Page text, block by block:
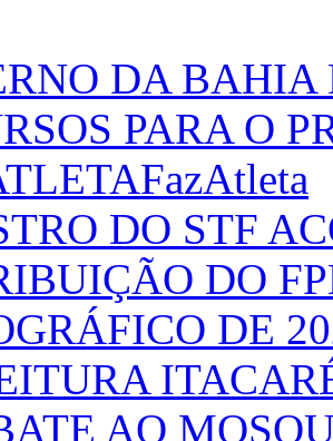
DA
PARA O
DO STF
DO
DE
AO